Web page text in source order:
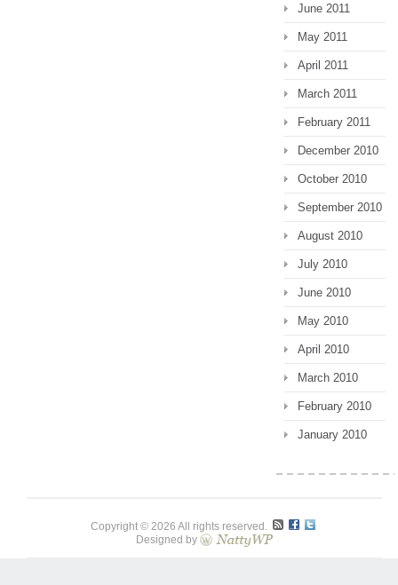
June 2011
May 2011
April 2011
March 2011
February 2011
December 2010
October 2010
September 2010
August 2010
July 2010
June 2010
May 2010
April 2010
March 2010
February 2010
January 2010
Copyright © 2026 All rights reserved.
Designed by